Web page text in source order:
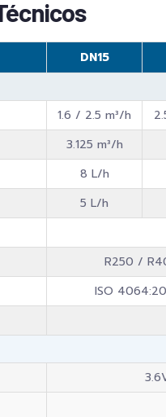
DN15
1.6 / 2.5 m³/h
3.125 m³/h
8 L/h
5 L/h
R250 /
ISO